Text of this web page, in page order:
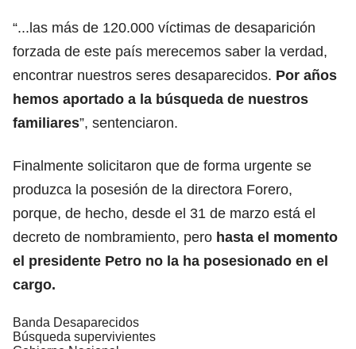
“...las más de 120.000 víctimas de desaparición
forzada de este país merecemos saber la verdad,
encontrar nuestros seres desaparecidos. Por años
hemos aportado a la búsqueda de nuestros
familiares”, sentenciaron.
Finalmente solicitaron que de forma urgente se
produzca la posesión de la directora Forero,
porque, de hecho, desde el 31 de marzo está el
decreto de nombramiento, pero hasta el momento
el presidente Petro no la ha posesionado en el
cargo.
Banda Desaparecidos
Búsqueda supervivientes